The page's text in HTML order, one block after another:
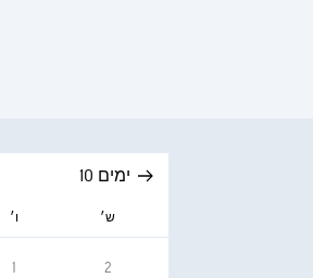
10 ימים
ו׳ ש׳
1 2